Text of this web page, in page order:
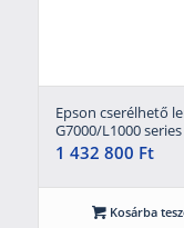
Epson cserélhető
G7000/L1000 series
1 432 800 Ft
Kosárba